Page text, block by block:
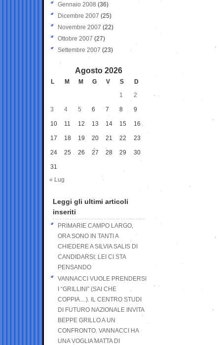
Gennaio 2008 (36)
Dicembre 2007 (25)
Novembre 2007 (22)
Ottobre 2007 (27)
Settembre 2007 (23)
Agosto 2026
L M M G V S
D
1
2
3 4 5 6 7 8 9
10 11 12 13 14 15 16
17 18 19 20 21 22 23
24 25 26 27 28 29 30
31
« Lug
Leggi gli ultimi articoli
inseriti
PRIMARIE CAMPO LARGO,
ORA SONO IN TANTI A
CHIEDERE A SILVIA SALIS DI
CANDIDARSI: LEI CI STA
PENSANDO
VANNACCI VUOLE PRENDERSI
I “GRILLINI” (SAI CHE
COPPIA…). IL CENTRO STUDI
DI FUTURO NAZIONALE INVITA
BEPPE GRILLO A UN
CONFRONTO. VANNACCI HA
UNA VOGLIA MATTA DI